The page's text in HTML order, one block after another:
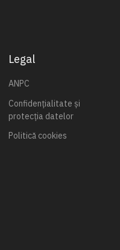
Legal
ANPC
Confidențialitate și
protecția datelor
Politică cookies